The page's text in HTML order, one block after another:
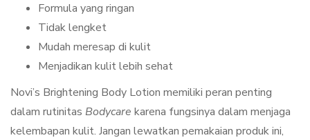
Formula yang ringan
Tidak lengket
Mudah meresap di kulit
Menjadikan kulit lebih sehat
Novi’s Brightening Body Lotion memiliki peran penting
dalam rutinitas Bodycare karena fungsinya dalam menjaga
kelembapan kulit. Jangan lewatkan pemakaian produk ini,